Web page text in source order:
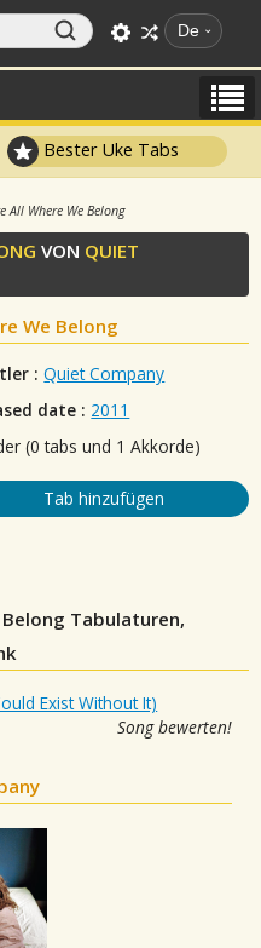
De
Bester Uke Tabs
All Where We Belong
VON QUIET
We Belong
: Quiet Company
date : 2011
(0 tabs und 1 Akkorde)
Tab hinzufügen
Tabulaturen,
Exist Without It)
Song bewerten!